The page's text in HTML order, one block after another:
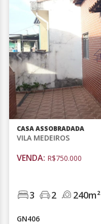
CASA ASSOBRADADA
VILA MEDEIROS
VENDA: R$750.000
3 2 240m²
GN406